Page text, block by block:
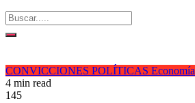
CONVICCIONES POLÍTICAS Economía
4 min read
145